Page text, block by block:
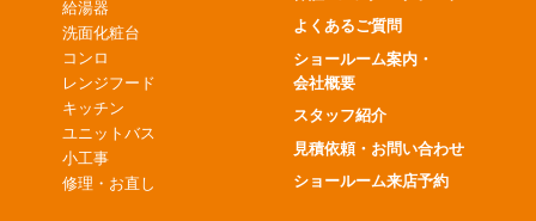
給湯器
洗面化粧台
コンロ
レンジフード
キッチン
ユニットバス
小工事
修理・お直し
よくあるご質問
ショールーム案内・
会社概要
スタッフ紹介
見積依頼・お問い合わせ
ショールーム来店予約